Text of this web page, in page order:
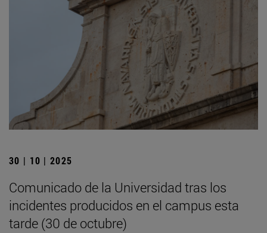
30 | 10 | 2025
Comunicado de la Universidad tras los
incidentes producidos en el campus esta
tarde (30 de octubre)